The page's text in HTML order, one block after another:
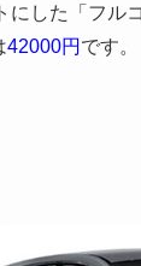
にした「フル
42000円 です。